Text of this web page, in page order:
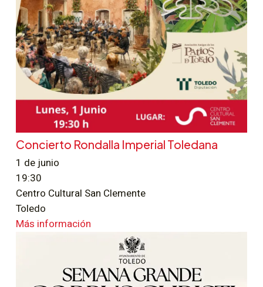
Concierto Rondalla Imperial Toledana
1 de junio
19:30
Centro Cultural San Clemente
Toledo
Más información